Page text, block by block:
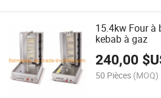
15.4kw Four à
kebab à gaz
240,00
50 Pièces (MOQ)